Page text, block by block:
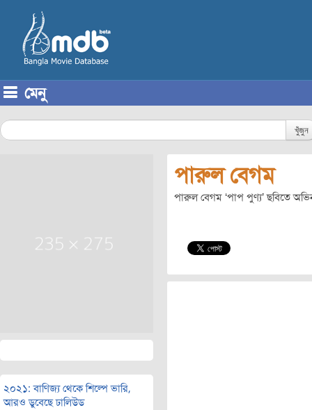
মেনু
খুঁজুন
২০২১: বাণিজ্য থেকে শিল্পে ভারি,
আরও ডুবেছে ঢালিউড
পারুল বেগম
পারুল বেগম ‘পাপ পুণ্য’ ছবিতে